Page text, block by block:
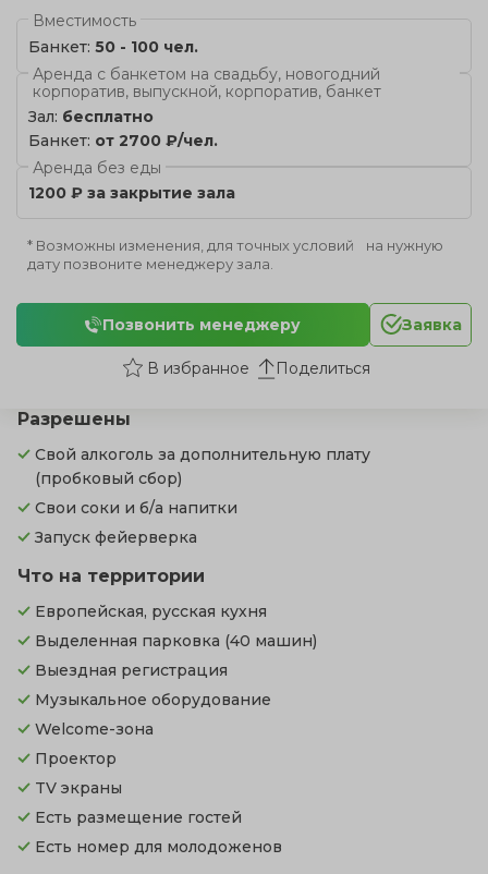
Разрешены
Свой алкоголь за дополнительную плату
(пробковый сбор)
Свои соки и б/а напитки
Запуск фейерверка
Что на территории
Европейская, русская кухня
Выделенная парковка (40 машин)
Выездная регистрация
Музыкальное оборудование
Welcome-зона
Проектор
TV экраны
Есть размещение гостей
Есть номер для молодоженов
Вместимость
Банкет: 50 - 100 чел.
Аренда с банкетом на свадьбу, новогодний
корпоратив, выпускной, корпоратив, банкет
Зал: бесплатно
Банкет: от 2700 ₽/чел.
Аренда без еды
1200 ₽ за закрытие зала
* Возможны изменения, для точных условий на нужную
дату позвоните менеджеру зала.
Позвонить менеджеру Заявка
Поделиться